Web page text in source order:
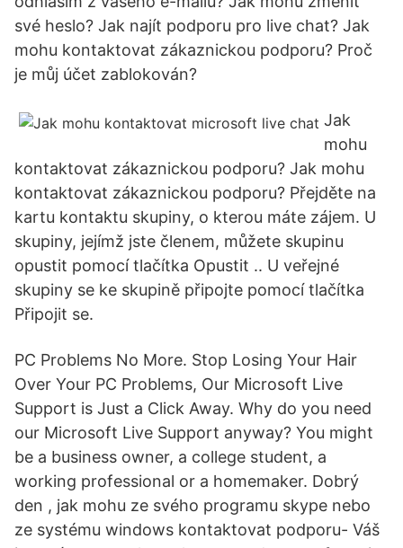
své heslo? Jak najít podporu pro live chat? Jak
mohu kontaktovat zákaznickou podporu? Proč
je můj účet zablokován?
Jak
mohu
kontaktovat zákaznickou podporu? Jak mohu
kontaktovat zákaznickou podporu? Přejděte na
kartu kontaktu skupiny, o kterou máte zájem. U
skupiny, jejímž jste členem, můžete skupinu
opustit pomocí tlačítka Opustit .. U veřejné
skupiny se ke skupině připojte pomocí tlačítka
Připojit se.
PC Problems No More. Stop Losing Your Hair
Over Your PC Problems, Our Microsoft Live
Support is Just a Click Away. Why do you need
our Microsoft Live Support anyway? You might
be a business owner, a college student, a
working professional or a homemaker. Dobrý
den , jak mohu ze svého programu skype nebo
ze systému windows kontaktovat podporu- Váš